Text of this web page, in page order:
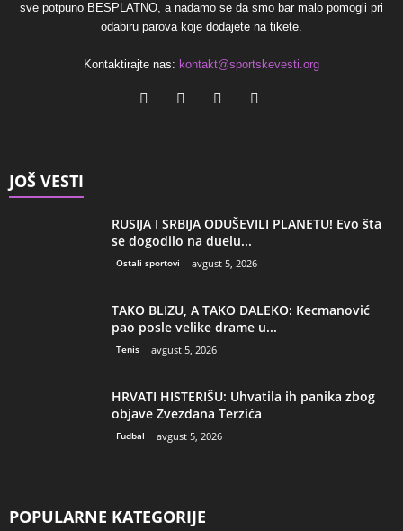
sve potpuno BESPLATNO, a nadamo se da smo bar malo pomogli pri
odabiru parova koje dodajete na tikete.
Kontaktirajte nas: kontakt@sportskevesti.org
JOŠ VESTI
RUSIJA I SRBIJA ODUŠEVILI PLANETU! Evo šta
se dogodilo na duelu...
Ostali sportovi avgust 5, 2026
TAKO BLIZU, A TAKO DALEKO: Kecmanović
pao posle velike drame u...
Tenis avgust 5, 2026
HRVATI HISTERIŠU: Uhvatila ih panika zbog
objave Zvezdana Terzića
Fudbal avgust 5, 2026
POPULARNE KATEGORIJE